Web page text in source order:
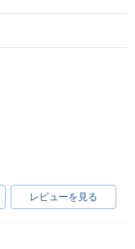
レビューを見る